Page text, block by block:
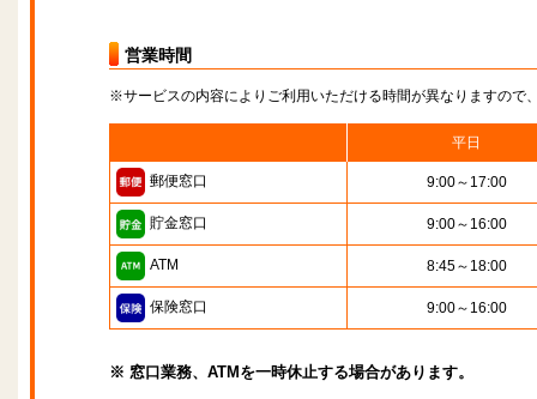
営業時間
※サービスの内容によりご利用いただける時間が異なりますので
平日
郵便窓口 9:00～17:00
貯金窓口 9:00～16:00
ATM 8:45～18:00
保険窓口 9:00～16:00
※ 窓口業務、ATMを一時休止する場合があります。